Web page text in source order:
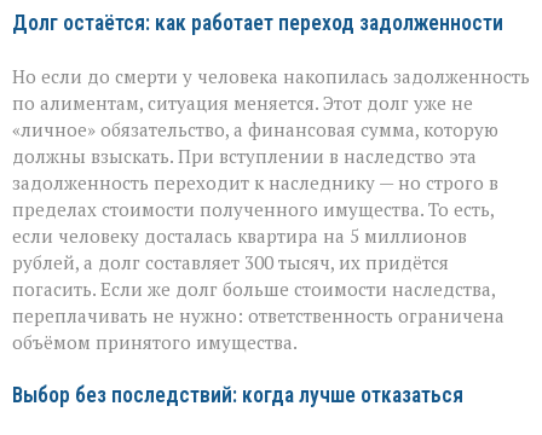
Долг остаётся: как работает переход задолженности
Но если до смерти у человека накопилась задолженность
по алиментам, ситуация меняется. Этот долг уже не
«личное» обязательство, а финансовая сумма, которую
должны взыскать. При вступлении в наследство эта
задолженность переходит к наследнику — но строго в
пределах стоимости полученного имущества. То есть,
если человеку досталась квартира на 5 миллионов
рублей, а долг составляет 300 тысяч, их придётся
погасить. Если же долг больше стоимости наследства,
переплачивать не нужно: ответственность ограничена
объёмом принятого имущества.
Выбор без последствий: когда лучше отказаться